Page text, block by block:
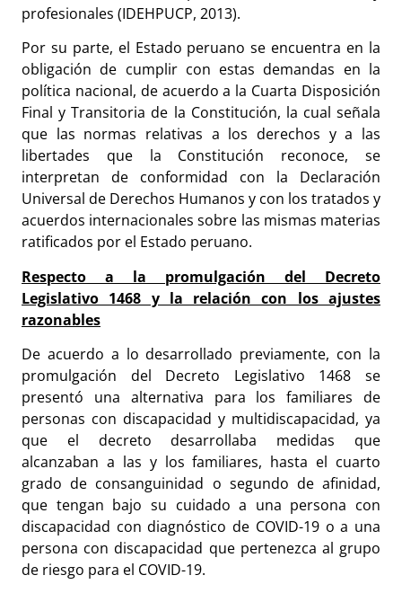
profesionales (IDEHPUCP, 2013).
Por su parte, el Estado peruano se encuentra en la
obligación de cumplir con estas demandas en la
política nacional, de acuerdo a la Cuarta Disposición
Final y Transitoria de la Constitución, la cual señala
que las normas relativas a los derechos y a las
libertades que la Constitución reconoce, se
interpretan de conformidad con la Declaración
Universal de Derechos Humanos y con los tratados y
acuerdos internacionales sobre las mismas materias
ratificados por el Estado peruano.
Respecto a la promulgación del Decreto
Legislativo 1468 y la relación con los ajustes
razonables
De acuerdo a lo desarrollado previamente, con la
promulgación del Decreto Legislativo 1468 se
presentó una alternativa para los familiares de
personas con discapacidad y multidiscapacidad, ya
que el decreto desarrollaba medidas que
alcanzaban a las y los familiares, hasta el cuarto
grado de consanguinidad o segundo de afinidad,
que tengan bajo su cuidado a una persona con
discapacidad con diagnóstico de COVID-19 o a una
persona con discapacidad que pertenezca al grupo
de riesgo para el COVID-19.